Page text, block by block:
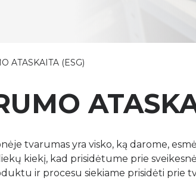
ATASKAITA (ESG)
tvarumas yra visko, ką darome,
kiekį, kad prisidėtume prie
ir procesu siekiame prisidėti prie